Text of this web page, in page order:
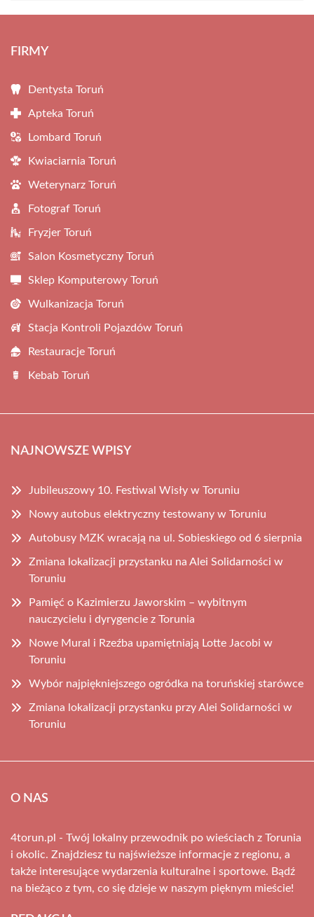
FIRMY
Dentysta Toruń
Apteka Toruń
Lombard Toruń
Kwiaciarnia Toruń
Weterynarz Toruń
Fotograf Toruń
Fryzjer Toruń
Salon Kosmetyczny Toruń
Sklep Komputerowy Toruń
Wulkanizacja Toruń
Stacja Kontroli Pojazdów Toruń
Restauracje Toruń
Kebab Toruń
NAJNOWSZE WPISY
Jubileuszowy 10. Festiwal Wisły w Toruniu
Nowy autobus elektryczny testowany w Toruniu
Autobusy MZK wracają na ul. Sobieskiego od 6 sierpnia
Zmiana lokalizacji przystanku na Alei Solidarności w
Toruniu
Pamięć o Kazimierzu Jaworskim – wybitnym
nauczycielu i dyrygencie z Torunia
Nowe Mural i Rzeźba upamiętniają Lotte Jacobi w
Toruniu
Wybór najpiękniejszego ogródka na toruńskiej starówce
Zmiana lokalizacji przystanku przy Alei Solidarności w
Toruniu
O NAS
4torun.pl - Twój lokalny przewodnik po wieściach z Torunia
i okolic. Znajdziesz tu najświeższe informacje z regionu, a
także interesujące wydarzenia kulturalne i sportowe. Bądź
na bieżąco z tym, co się dzieje w naszym pięknym mieście!